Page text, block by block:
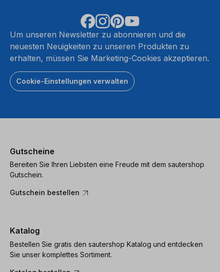
Um unseren Newsletter zu abonnieren und die
neuesten Neuigkeiten zu unseren Produkten zu
erhalten, müssen Sie Marketing-Cookies akzeptieren.
Cookie-Einstellungen verwalten
Gutscheine
Bereiten Sie Ihren Liebsten eine Freude mit dem sautershop
Gutschein.
Gutschein bestellen
Katalog
Bestellen Sie gratis den sautershop Katalog und entdecken
Sie unser komplettes Sortiment.